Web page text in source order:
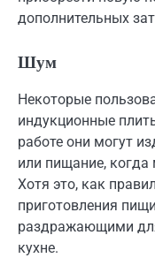
дополнительных
Шум
Некоторые
индукционные
работе они могут
или пищание, когда
Хотя это, как
приготовления
раздражающими
кухне.